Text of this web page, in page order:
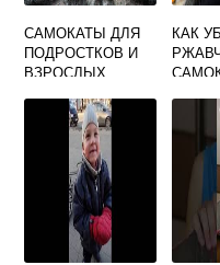
САМОКАТЫ ДЛЯ
ПОДРОСТКОВ И
ВЗРОСЛЫХ
КАК